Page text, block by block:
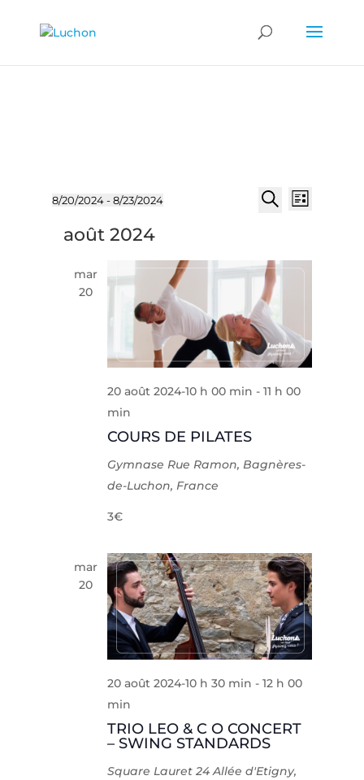
Évènements
de
vues
de
Liste
8/20/2024 - 8/23/2024
une
août 2024
mar
20
COURS DE PILATES
20 août 2024-10 h 00 min -11 h 00
min
Gymnase Rue Ramon, Bagnères-
de-Luchon, France
3€
mar
20
TRIO LEO & C O CONCERT
– SWING STANDARDS
20 août 2024-10 h 30 min -12 h 00
min
Square Lauret24 Allée d'Etigny,